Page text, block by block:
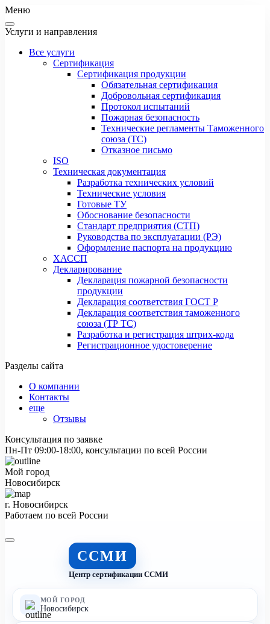
Меню
Услуги и направления
Все услуги
Сертификация
Сертификация продукции
Обязательная сертификация
Добровольная сертификация
Протокол испытаний
Пожарная безопасность
Технические регламенты Таможенного
союза (ТС)
Отказное письмо
ISO
Техническая документация
Разработка технических условий
Технические условия
Готовые ТУ
Обоснование безопасности
Стандарт предприятия (СТП)
Руководства по эксплуатации (РЭ)
Оформление паспорта на продукцию
ХАССП
Декларирование
Декларация пожарной безопасности
продукции
Декларация соответствия ГОСТ Р
Декларация соответствия таможенного
союза (ТР ТС)
Разработка и регистрация штрих-кода
Регистрационное удостоверение
Разделы сайта
О компании
Контакты
еще
Отзывы
Консультация по заявке
Пн-Пт 09:00-18:00, консультации по всей России
Мой город
Новосибирск
г. Новосибирск
Работаем по всей России
ССМИ
Центр сертификации ССМИ
МОЙ ГОРОД
Новосибирск